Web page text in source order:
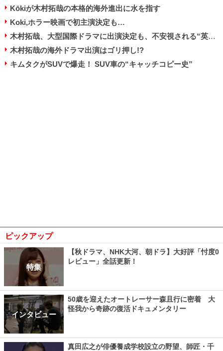
Kōkiが木村拓哉の本格的海外進出に水を指す
Koki,ホラー映画で初主演決定も…
木村拓哉、大型国際ドラマに出演決定も、不安視される“英語力”…
木村拓哉の海外ドラマ出演はゴリ押し!?
キムタクがSUVで爆走！ SUV車の“キャッチコピー史”
ピックアップ
特集
【秋ドラマ、NHK大河、朝ドラ】大好評「忖度0
レビュー」全話更新！
インタビュー
50歳を迎えたオートレーサー森且行に密着 大
怪我から奇跡の復活ドキュメンタリー
真田広之が俳優養成学校設立の野望、師匠・千